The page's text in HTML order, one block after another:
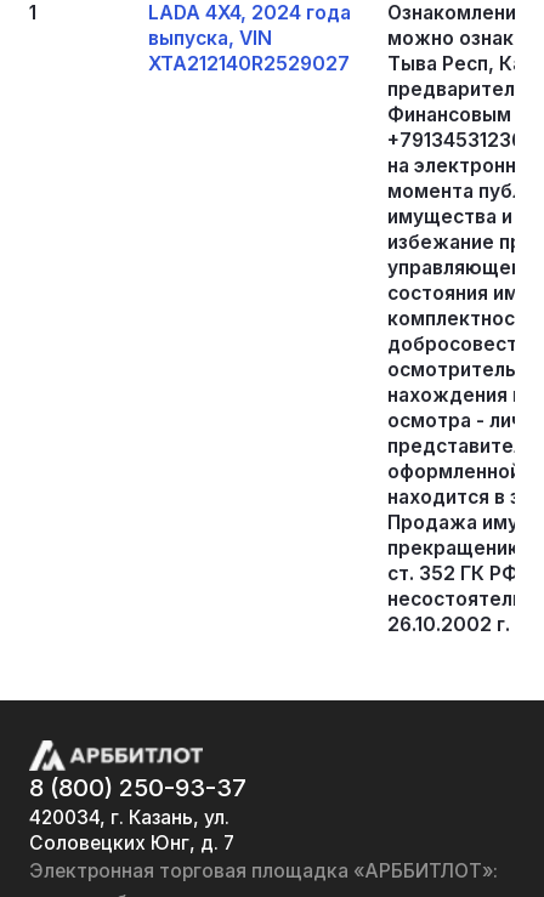
1
LADA 4X4, 2024 года
выпуска, VIN
XTA212140R2529027
можно
Тыва Респ,
Финансовым
+79134531236,
на
момента
имущества и
избежание
управляющему,
состояния
нахождения
осмотра -
оформленной
находится в
Продажа
прекращению
ст. 352 ГК РФ и
26.10.2002 г. №
8 (800) 250-93-37
420034, г. Казань, ул.
Соловецких Юнг, д. 7
Электронная торговая площадка «АРББИТЛОТ»: